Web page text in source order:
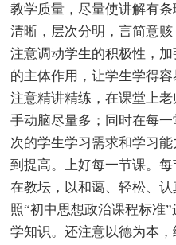
教学质量，尽量使讲解有
清晰，层次分明，言简意
注意调动学生的积极性，
的主体作用，让学生学得
注意精讲精练，在课堂上
手动脑尽量多；同时在每
次的学生学习需求和学习
到提高。上好每一节课。
在教坛，以和蔼、轻松、
照“初中思想政治课程标准
学知识。还注意以德为本